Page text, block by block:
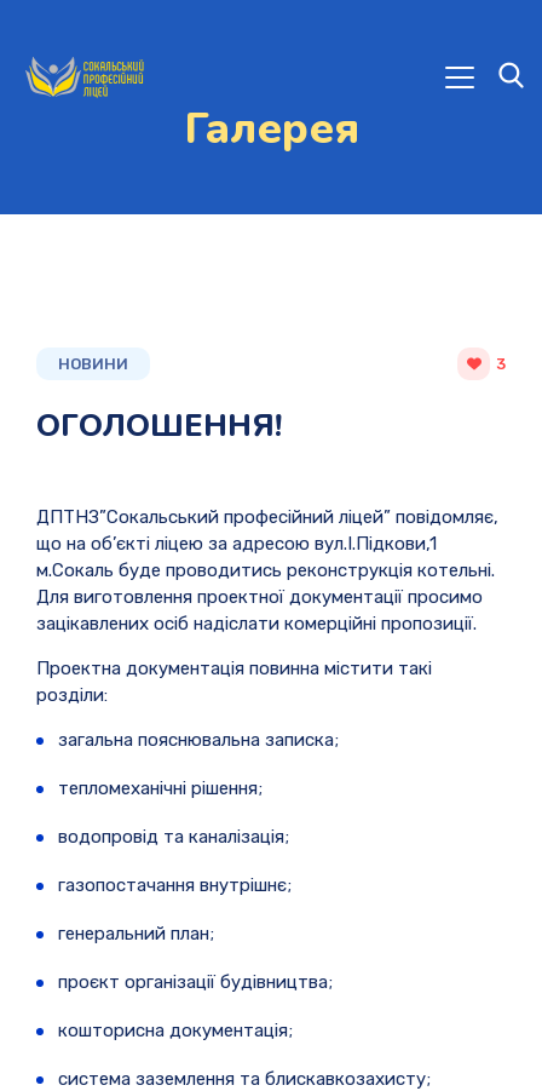
Галерея
НОВИНИ 3
ОГОЛОШЕННЯ!
ДПТНЗ”Сокальський професійний ліцей” повідомляє,
що на об’єкті ліцею за адресою вул.І.Підкови,1
м.Сокаль буде проводитись реконструкція котельні.
Для виготовлення проектної документації просимо
зацікавлених осіб надіслати комерційні пропозиції.
Проектна документація повинна містити такі
розділи:
загальна пояснювальна записка;
тепломеханічні рішення;
водопровід та каналізація;
газопостачання внутрішнє;
генеральний план;
проєкт організації будівництва;
кошторисна документація;
система заземлення та блискавкозахисту;